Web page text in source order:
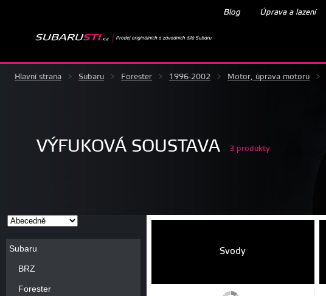
Blog Úprava a lazení
Hlavní strana > Subaru > Forester > 1996-2002 > Motor, úprava motoru >
VÝFUKOVÁ SOUSTAVA 3 produkty
Subaru
BRZ
Forester
Svody